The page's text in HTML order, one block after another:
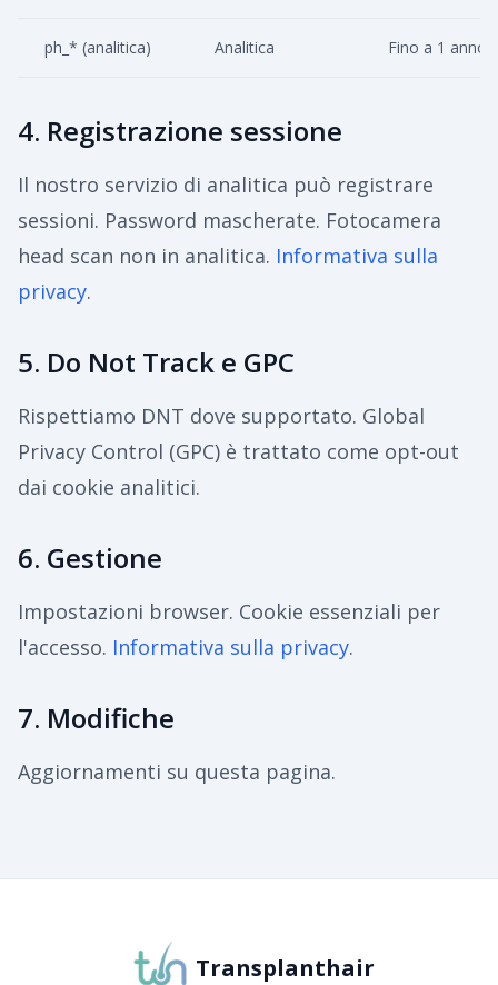
ph_* (analitica) Analitica Fino a 1 anno
4. Registrazione sessione
Il nostro servizio di analitica può registrare
sessioni. Password mascherate. Fotocamera
head scan non in analitica. Informativa sulla
privacy.
5. Do Not Track e GPC
Rispettiamo DNT dove supportato. Global
Privacy Control (GPC) è trattato come opt-out
dai cookie analitici.
6. Gestione
Impostazioni browser. Cookie essenziali per
l'accesso. Informativa sulla privacy.
7. Modifiche
Aggiornamenti su questa pagina.
Transplanthair